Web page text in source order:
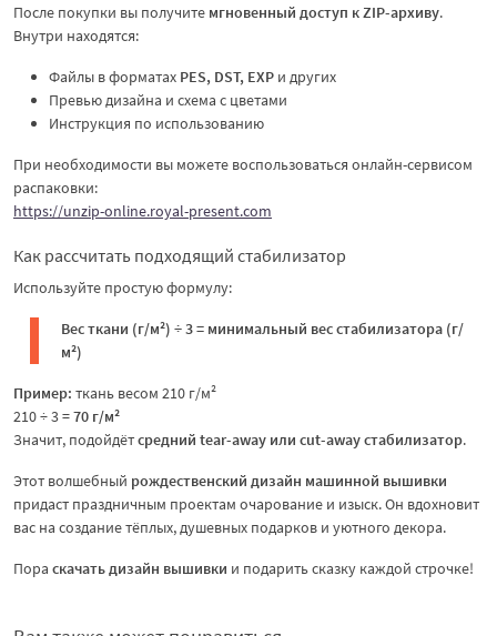
После покупки вы получите мгновенный доступ к ZIP-архиву.
Внутри находятся:
Файлы в форматах PES, DST, EXP и других
Превью дизайна и схема с цветами
Инструкция по использованию
При необходимости вы можете воспользоваться онлайн-сервисом
распаковки:
https://unzip-online.royal-present.com
Как рассчитать подходящий стабилизатор
Используйте простую формулу:
Вес ткани (г/м²) ÷ 3 = минимальный вес стабилизатора (г/
м²)
Пример: ткань весом 210 г/м²
210 ÷ 3 =70 г/м²
Значит, подойдётсредний tear-away или cut-away стабилизатор.
Этот волшебный рождественский дизайн машинной вышивки
придаст праздничным проектам очарование и изыск. Он вдохновит
вас на создание тёплых, душевных подарков и уютного декора.
Пора скачать дизайн вышивки и подарить сказку каждой строчке!